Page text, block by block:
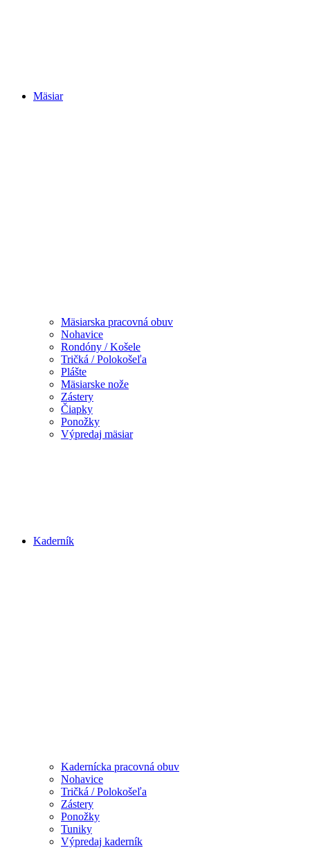
Mäsiar
Mäsiarska pracovná obuv
Nohavice
Rondóny / Košele
Tričká / Polokošeľa
Plášte
Mäsiarske nože
Zástery
Čiapky
Ponožky
Výpredaj mäsiar
Kaderník
Kadernícka pracovná obuv
Nohavice
Tričká / Polokošeľa
Zástery
Ponožky
Tuniky
Výpredaj kaderník